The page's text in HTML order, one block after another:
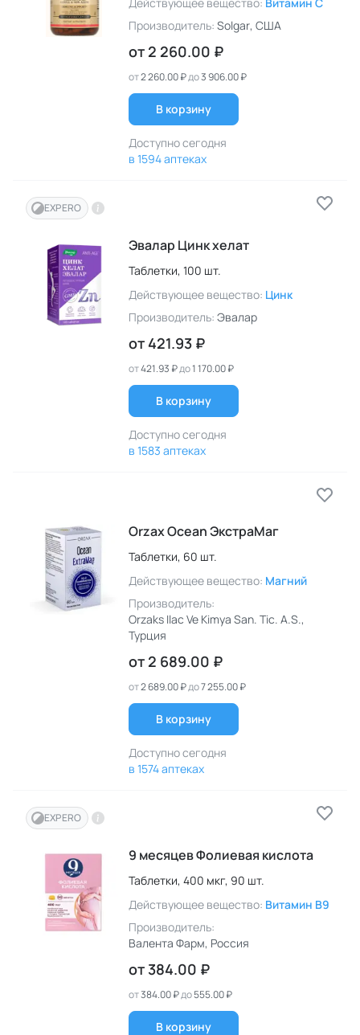
Производитель: Solgar, США
от 2 260.00 ₽
от2 260.00 ₽до3 906.00 ₽
В корзину
Доступно сегодня
в 1594 аптеках
EXPERO
Эвалар Цинк хелат
Таблетки, 100 шт.
Действующее вещество: Цинк
Производитель: Эвалар
от 421.93 ₽
от421.93 ₽до1 170.00 ₽
В корзину
Доступно сегодня
в 1583 аптеках
Orzax Ocean ЭкстраМаг
Таблетки, 60 шт.
Действующее вещество: Магний
Производитель:
Orzaks Ilac Ve Kimya San. Tic. A.S.,
Турция
от 2 689.00 ₽
от2 689.00 ₽до7 255.00 ₽
В корзину
Доступно сегодня
в 1574 аптеках
EXPERO
9 месяцев Фолиевая кислота
Таблетки, 400 мкг, 90 шт.
Действующее вещество: Витамин B9
Производитель:
Валента Фарм, Россия
от 384.00 ₽
от384.00 ₽до555.00 ₽
В корзину